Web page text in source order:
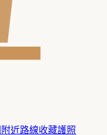
附近路線收藏護照